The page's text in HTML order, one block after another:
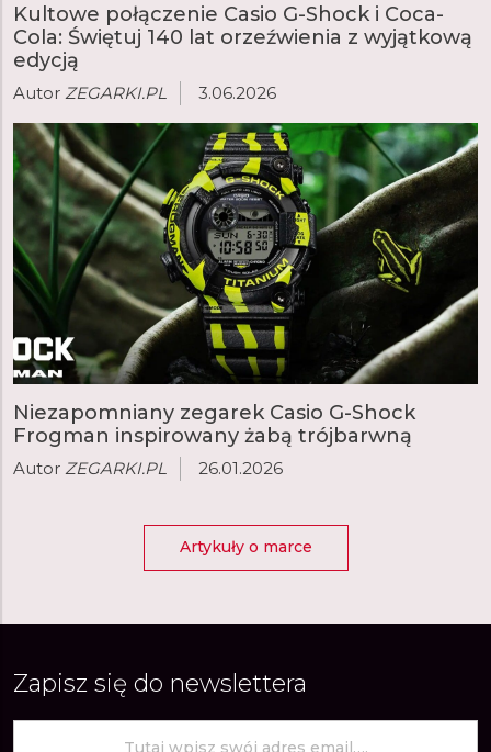
Kultowe połączenie Casio G-Shock i Coca-
Cola: Świętuj 140 lat orzeźwienia z wyjątkową
edycją
Autor ZEGARKI.PL 3.06.2026
Niezapomniany zegarek Casio G-Shock
Frogman inspirowany żabą trójbarwną
Autor ZEGARKI.PL 26.01.2026
Artykuły o marce
Zapisz się do newslettera